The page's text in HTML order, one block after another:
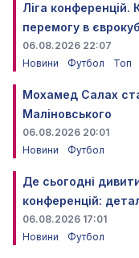
Ліга
перемогу в
06.08.2026 22:07
Новини
Футбол Топ
Мохамед Салах
Маліновського
06.08.2026 20:01
Новини
Футбол
Де сьогодні
конференцій:
06.08.2026 17:01
Новини
Футбол